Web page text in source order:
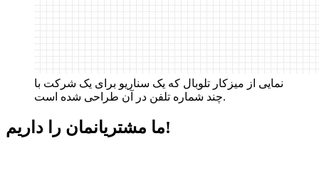
نمایی از میزکار تلوبال که یک سناریو برای یک شرکت با
چند شماره تلفن در آن طراحی شده است.
ما مشتریانمان راداریم!